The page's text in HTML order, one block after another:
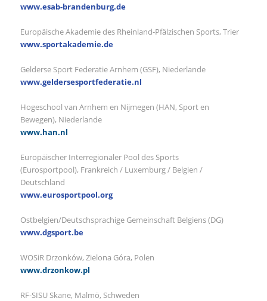
www.esab-brandenburg.de
Europäische Akademie des Rheinland-Pfälzischen Sports, Trier
www.sportakademie.de
Gelderse Sport Federatie Arnhem (GSF), Niederlande
www.geldersesportfederatie.nl
Hogeschool van Arnhem en Nijmegen (HAN, Sport en
Bewegen), Niederlande
www.han.nl
Europäischer Interregionaler Pool des Sports
(Eurosportpool), Frankreich / Luxemburg / Belgien /
Deutschland
www.eurosportpool.org
Ostbelgien/Deutschsprachige Gemeinschaft Belgiens (DG)
www.dgsport.be
WOSiR Drzonków, Zielona Góra, Polen
www.drzonkow.pl
RF-SISU Skane, Malmö, Schweden